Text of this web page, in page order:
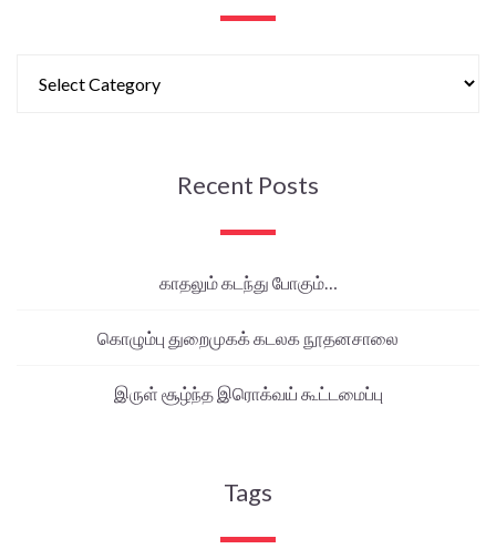
Recent Posts
காதலும் கடந்து போகும்…
கொழும்பு துறைமுகக் கடலக நூதனசாலை
இருள் சூழ்ந்த இரொக்வய் கூட்டமைப்பு
Tags